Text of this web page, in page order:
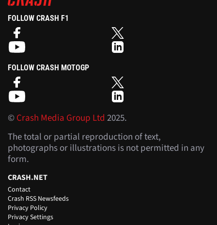
FOLLOW CRASH F1
FOLLOW CRASH MOTOGP
©Crash Media Group Ltd 2025.
The total or partial reproduction of text,
photographs or illustrations is not permitted in any
form.
CRASH.NET
Contact
Crash RSS Newsfeeds
Privacy Policy
Privacy Settings